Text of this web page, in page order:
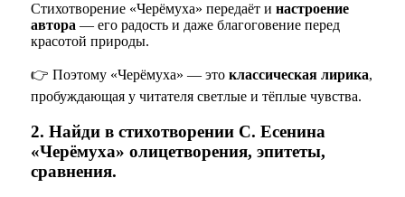
Стихотворение «Черёмуха» передаёт и настроение
автора — его радость и даже благоговение перед
красотой природы.
👉 Поэтому «Черёмуха» — это классическая лирика,
пробуждающая у читателя светлые и тёплые чувства.
2. Найди в стихотворении С. Есенина
«Черёмуха» олицетворения, эпитеты,
сравнения.